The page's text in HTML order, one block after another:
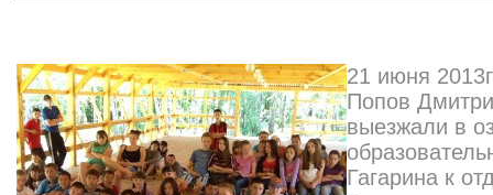
21 июня
Попов
выезжали в
Гагарина к